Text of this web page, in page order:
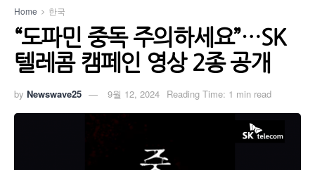
Home 한국
“도파민 중독 주의하세요”…SK
텔레콤 캠페인 영상 2종 공개
by Newswave25 9월 12, 2024 Reading Time: 1 min read